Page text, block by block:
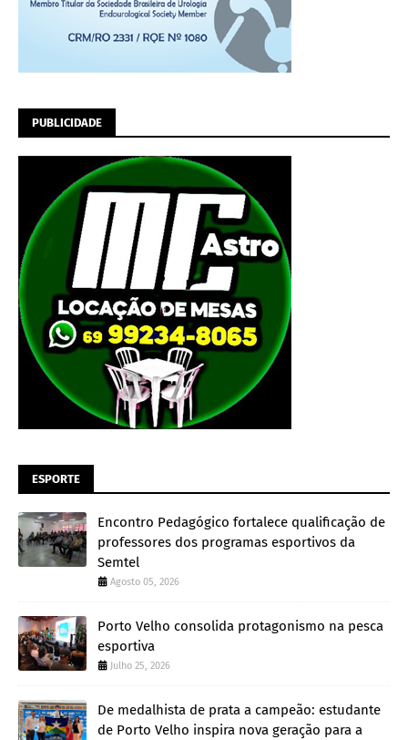
PUBLICIDADE
ESPORTE
Encontro Pedagógico fortalece qualificação de
professores dos programas esportivos da
Semtel
Agosto 05, 2026
Porto Velho consolida protagonismo na pesca
esportiva
Julho 25, 2026
De medalhista de prata a campeão: estudante
de Porto Velho inspira nova geração para a